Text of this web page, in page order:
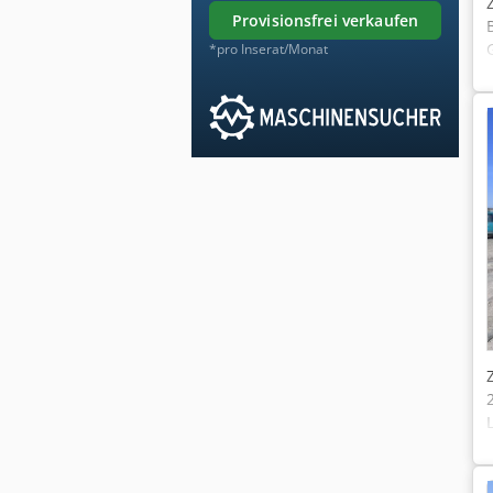
provisionsfrei verkaufen
*pro Inserat/Monat